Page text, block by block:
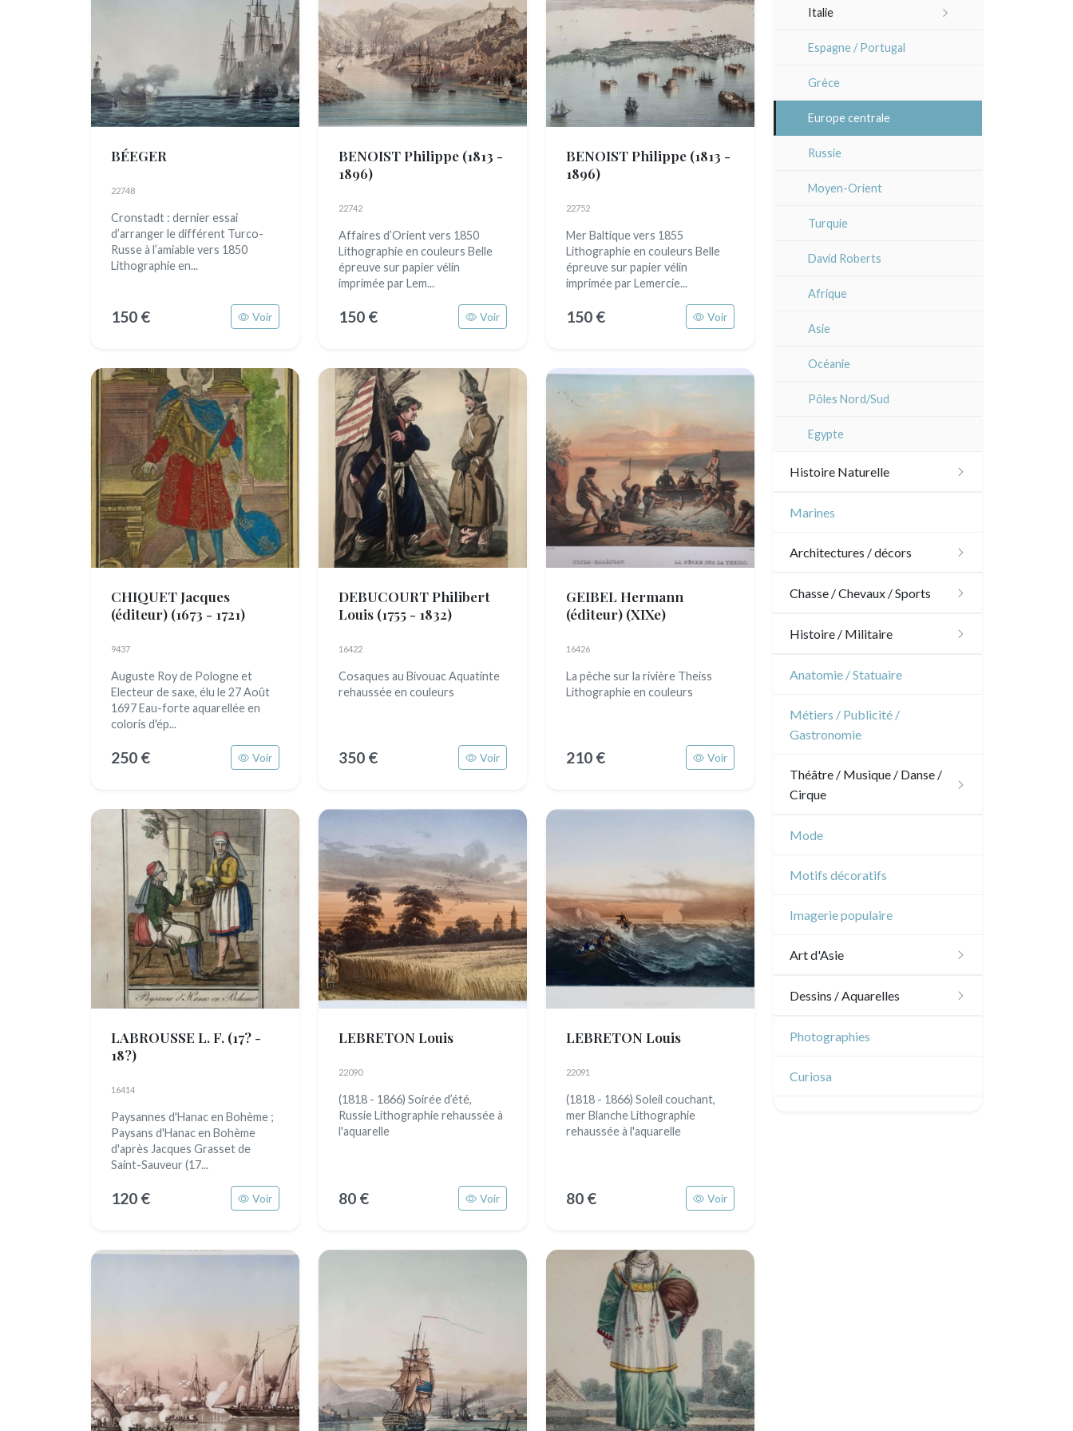
BÉEGER
22748
Cronstadt : dernier essai
d’arranger le différent Turco-
Russe à l’amiable vers 1850
Lithographie en...
150 € Voir
BENOIST Philippe (1813 -
1896)
22742
Affaires d’Orient vers 1850
Lithographie en couleurs Belle
épreuve sur papier vélin
imprimée par Lem...
150 € Voir
BENOIST Philippe (1813 -
1896)
22752
Mer Baltique vers 1855
Lithographie en couleurs Belle
épreuve sur papier vélin
imprimée par Lemercie...
150 € Voir
CHIQUET Jacques
(éditeur) (1673 - 1721)
9437
Auguste Roy de Pologne et
Electeur de saxe, élu le 27 Août
1697 Eau-forte aquarellée en
coloris d'ép...
250 € Voir
DEBUCOURT Philibert
Louis (1755 - 1832)
16422
Cosaques au Bivouac Aquatinte
rehaussée en couleurs
350 € Voir
GEIBEL Hermann
(éditeur) (XIXe)
16426
La pêche sur la rivière Theiss
Lithographie en couleurs
210 € Voir
LABROUSSE L. F. (17? -
18?)
16414
Paysannes d'Hanac en Bohème ;
Paysans d'Hanac en Bohème
d'après Jacques Grasset de
Saint-Sauveur (17...
120 € Voir
LEBRETON Louis
22090
(1818 - 1866) Soirée d’été,
Russie Lithographie rehaussée à
l'aquarelle
80 € Voir
LEBRETON Louis
22091
(1818 - 1866) Soleil couchant,
mer Blanche Lithographie
rehaussée à l'aquarelle
80 € Voir
Lisa Takahashi
Cleo Wilkinson
Divers
Italie
Rome
Espagne / Portugal
Grèce
Europe centrale
Russie
Moyen-Orient
Turquie
David Roberts
Afrique
Asie
Océanie
Pôles Nord/Sud
Egypte
Histoire Naturelle
Oiseaux
Pierre-Joseph Redouté
Animaux sauvages
Marines
Architectures / décors
Architecture
Chasse / Chevaux / Sports
Chasse
Histoire / Militaire
Militaire
Napoléon et Empire
Anatomie / Statuaire
Métiers / Publicité /
Gastronomie
Théâtre / Musique / Danse /
Cirque
Théâtre
Mode
Motifs décoratifs
Imagerie populaire
Art d'Asie
Dessins japonais
Dessins / Aquarelles
Émile Sulpis (dessins)
Photographies
Curiosa